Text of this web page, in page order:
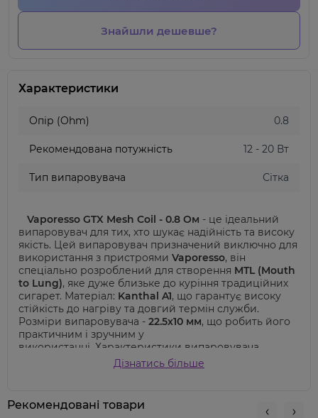
Знайшли дешевше?
Характеристики
Опір (Ohm) 0.8
Рекомендована потужність 12 - 20 Вт
Тип випаровувача Сітка
Vaporesso GTX Mesh Coil - 0.8 Ом - це ідеальний
випаровувач для тих, хто шукає надійність та високу
якість. Цей випаровувач призначений виключно для
використання з пристроями Vaporesso, він
спеціально розроблений для створення MTL (Mouth
to Lung), яке дуже близьке до куріння традиційних
сигарет. Матеріал: Kanthal A1, що гарантує високу
стійкість до нагріву та довгий термін служби.
Розміри випаровувача - 22.5х10 мм, що робить його
практичним і зручним у
використанні. Характеристики випаровувача
GTX Mesh 0.8 Омвражають своєю
ефективністю та надійністю. Він має опір
дозволяє насолоджуватися насиченим смаком та
густим паром. Виробником
Vaporesso GTX Mesh 0.8
Дізнатись більше
Рекомендовані товари